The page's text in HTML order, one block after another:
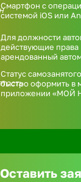
Смартфон с
системой iOS или
Для должности
действующие
арендованный
Статус
быстро оформить в
приложении «МОЙ
Оставить